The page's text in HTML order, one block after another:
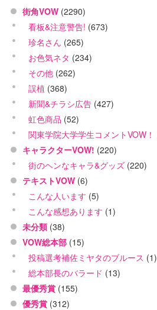
街角VOW (2290)
看板&注意警告! (673)
珍名さん (265)
お色気ネタ (234)
その他 (262)
誤植 (368)
新聞&チラシ広告 (427)
虹色商品 (52)
関東学院大学学生コメントVOW！
キャラクターVOW! (220)
街のヘンなキャラ&グッズ (220)
テキストVOW (6)
こんな人います (5)
こんな感想あります (1)
未分類 (38)
VOW総本部 (15)
投稿選考補佐ミヤタのブルース (1)
総本部長のバラード (13)
最優秀賞 (155)
優秀賞 (312)